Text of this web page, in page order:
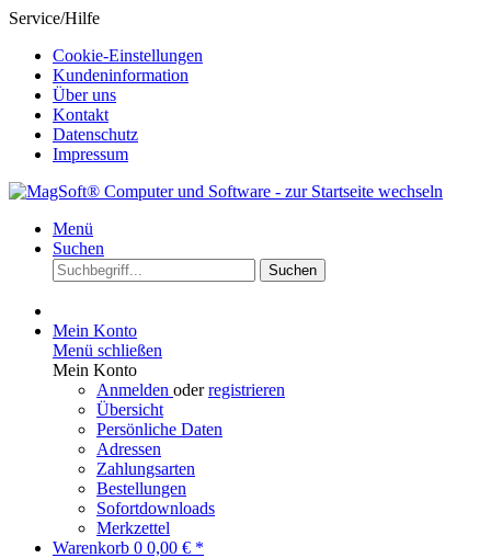
Service/Hilfe
Cookie-Einstellungen
Kundeninformation
Über uns
Kontakt
Datenschutz
Impressum
Menü
Suchen
Suchen
Mein Konto
Menü schließen
Mein Konto
Anmelden oderregistrieren
Übersicht
Persönliche Daten
Adressen
Zahlungsarten
Bestellungen
Sofortdownloads
Merkzettel
Warenkorb 0 0,00 € *